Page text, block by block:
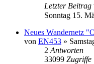
Letzter Beitrag
Sonntag 15.
Neues Wandernetz
von EN453 »
2 Antworten
33099 Zugriffe